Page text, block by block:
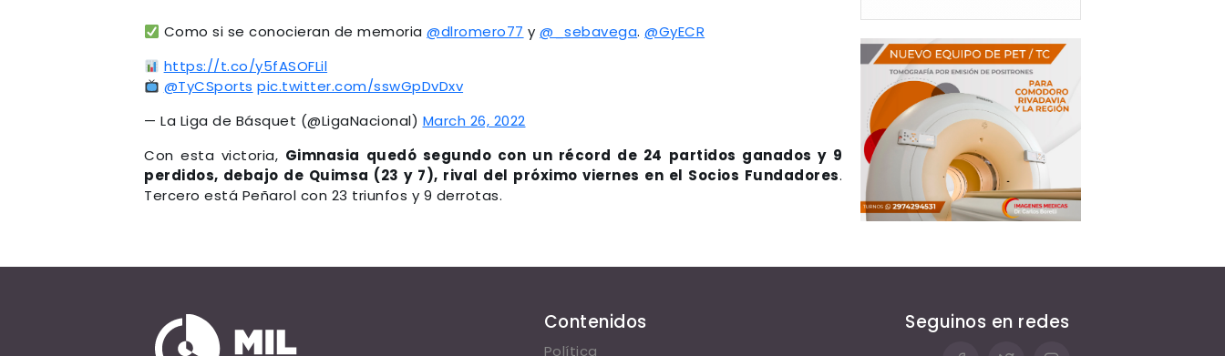
Como si se conocieran de memoria@dlromero77 y@_sebavega.@GyECR
https://t.co/y5fASOFLil
@TyCSports pic.twitter.com/sswGpDvDxv
— La Liga de Básquet (@LigaNacional) March 26, 2022
Con esta victoria, Gimnasia quedó segundo con un récord de 24 partidos ganados y 9
perdidos, debajo de Quimsa (23 y 7), rival del próximo viernes en el Socios Fundadores.
Tercero está Peñarol con 23 triunfos y 9 derrotas.
Contenidos
Política
Seguinos en redes